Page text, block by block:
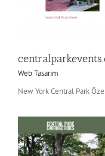
Web Tasarım
New York Central Park